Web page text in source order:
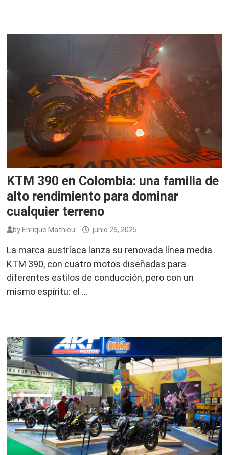
KTM 390 en Colombia: una familia de
alto rendimiento para dominar
cualquier terreno
by Enrique Mathieu junio 26, 2025
La marca austríaca lanza su renovada línea media
KTM 390, con cuatro motos diseñadas para
diferentes estilos de conducción, pero con un
mismo espíritu: el …